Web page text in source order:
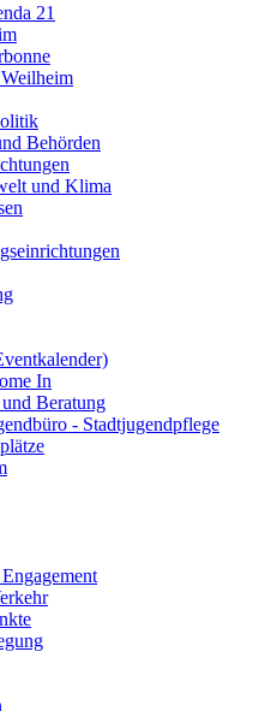
21
Behörden
und Klima
In
Beratung
- Stadtjugendpflege